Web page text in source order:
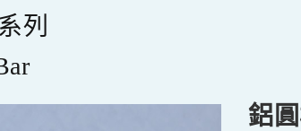
列
鋁